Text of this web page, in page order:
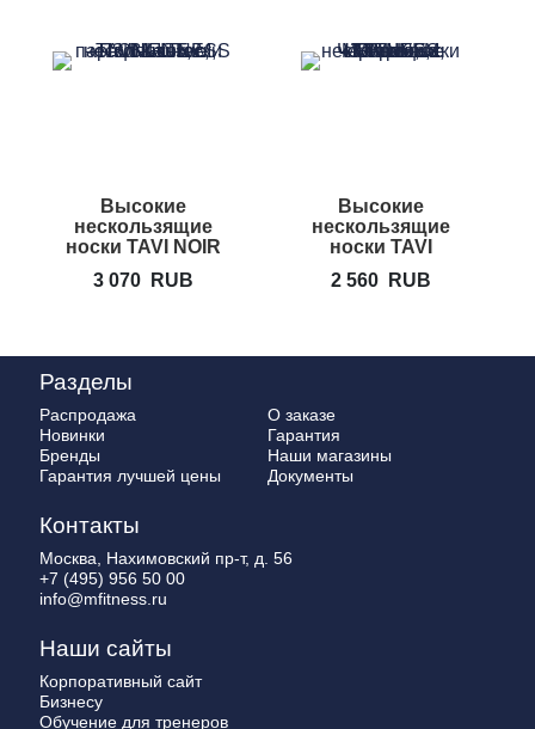
Высокие
нескользящие
носки TAVI NOIR
Зима 26
3 070 RUB
Высокие
нескользящие
носки TAVI
Сезон Зима 26
2 560 RUB
Разделы
Распродажа
Новинки
Бренды
Гарантия лучшей цены
О заказе
Гарантия
Наши магазины
Документы
Контакты
Москва, Нахимовский пр-т, д. 56
+7 (495) 956 50 00
info@mfitness.ru
Наши сайты
Корпоративный сайт
Бизнесу
Обучение для тренеров